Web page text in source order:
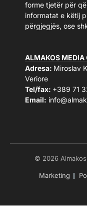
forme tjetër për
informatat e këtij
përgjegjës, ose
ALMAKOS MEDIA
Adresa: Miroslav
Veriore
Tel/fax: +389 71
Email:
© 2026
Marketing